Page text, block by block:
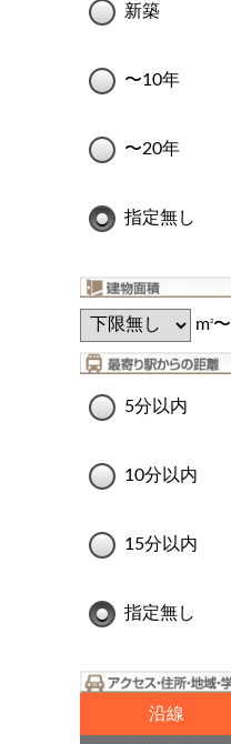
新築
〜10年
〜20年
指定無し
m2〜
5分以内
10分以内
15分以内
指定無し
沿線